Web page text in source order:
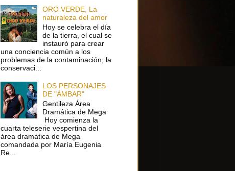
ORO VERDE, La
naturaleza del amor
Hoy se celebra el día
de la tierra, el cual se
instauró para crear
una conciencia común a los
problemas de la contaminación, la
conservaci...
LOS PERSONAJES
DE "ÁMBAR"
Gentileza Área
Dramática de Mega
Hoy comienza la
cuarta teleserie vespertina del
área dramática de Mega
comandada por María Eugenia
Re...